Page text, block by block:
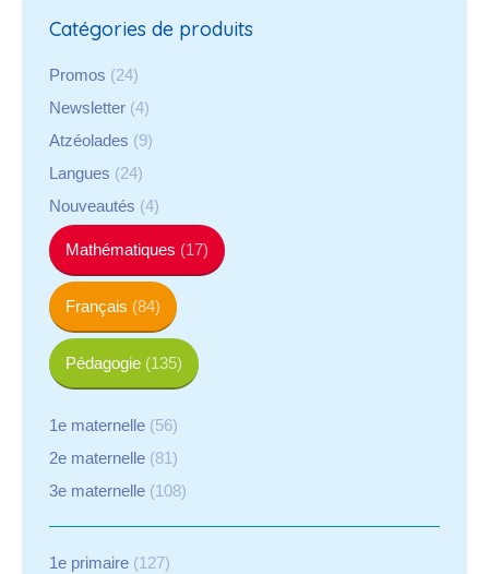
Catégories de produits
Promos (24)
Newsletter (4)
Atzéolades (9)
Langues (24)
Nouveautés (4)
Mathématiques (17)
Français (84)
Pédagogie (135)
1e maternelle (56)
2e maternelle (81)
3e maternelle (108)
1e primaire (127)